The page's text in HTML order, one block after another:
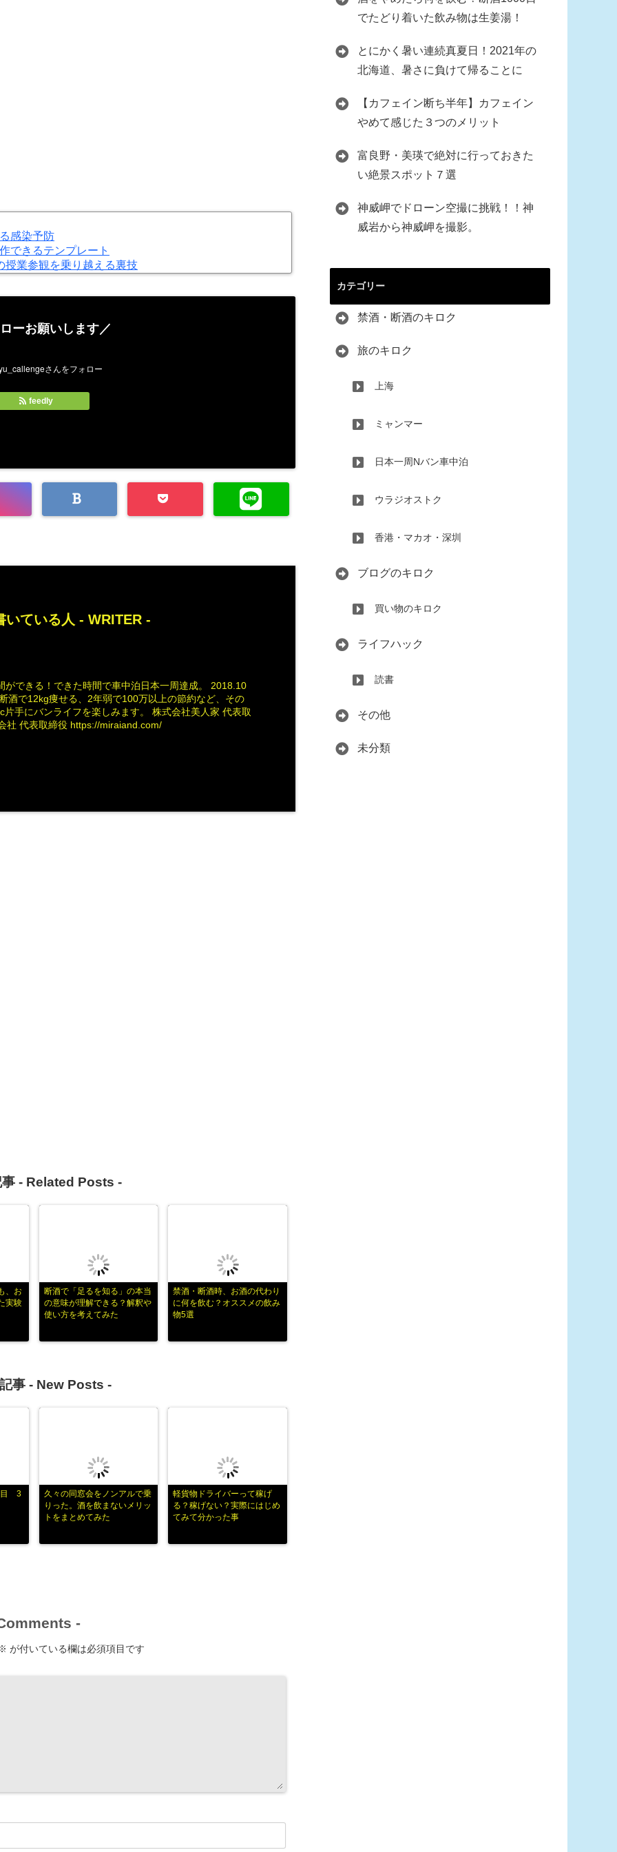
感染予防
できるテンプレート
授業参観を乗り越える裏技
ーお願いします／
feedly
いている人 - WRITER -
ができる！できた時間で車中泊日本一周達成。 2018.10
酒で12kg痩せる、2年弱で100万以上の節約など、その
片手にバンライフを楽しみます。 株式会社美人家 代表取
社 代表取締役 https://miraiand.com/
- Related Posts -
、お
実験
断酒で「足るを知る」の本当
の意味が理解できる？解釈や
使い方を考えてみた
禁酒・断酒時、お酒の代わり
に何を飲む？オススメの飲み
物5選
事 - New Posts -
目 3
久々の同窓会をノンアルで乗
りった。酒を飲まないメリッ
トをまとめてみた
軽貨物ドライバーって稼げ
る？稼げない？実際にはじめ
てみて分かった事
-
が付いている欄は必須項目です
でたどり着いた飲み物は生姜湯！
とにかく暑い連続真夏日！2021年の
北海道、暑さに負けて帰ることに
【カフェイン断ち半年】カフェイン
やめて感じた３つのメリット
富良野・美瑛で絶対に行っておきた
い絶景スポット７選
神威岬でドローン空撮に挑戦！！神
威岩から神威岬を撮影。
カテゴリー
禁酒・断酒のキロク
旅のキロク
上海
ミャンマー
日本一周Nバン車中泊
ウラジオストク
香港・マカオ・深圳
ブログのキロク
買い物のキロク
ライフハック
読書
その他
未分類